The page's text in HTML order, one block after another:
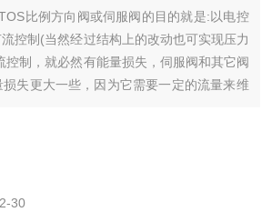
比例方向阀或伺服阀的目的就是:以电控
控制(当然经过结构上的改动也可实现压力
控制，就必然有能量损失，伺服阀和其它阀
失更大一些，因为它需要一定的流量来维
30